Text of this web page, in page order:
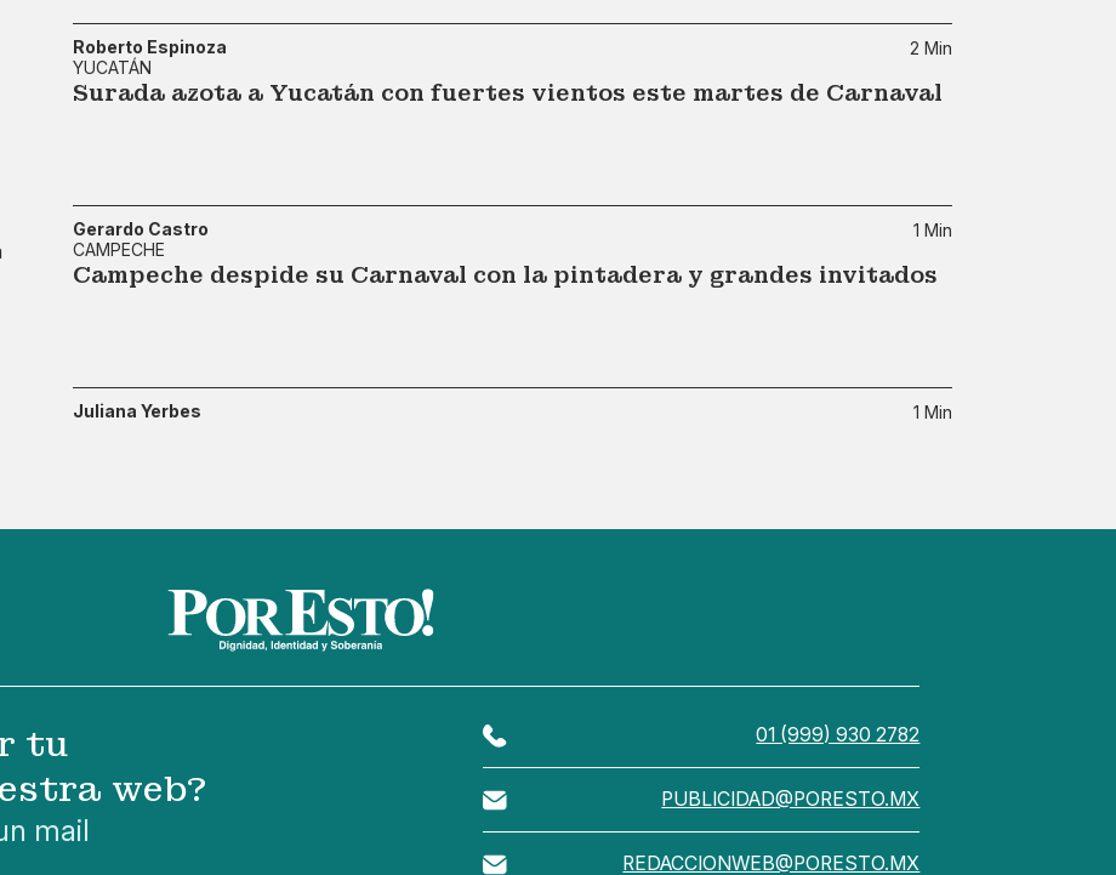
Roberto Espinoza
2 Min
YUCATÁN
Surada azota a Yucatán con fuertes vientos este martes de Carnaval
Gerardo Castro
1 Min
CAMPECHE
Campeche despide su Carnaval con la pintadera y grandes invitados
Juliana Yerbes 1 Min
tu
web?
mail
01 (999) 930 2782
PUBLICIDAD@PORESTO.MX
REDACCIONWEB@PORESTO.MX